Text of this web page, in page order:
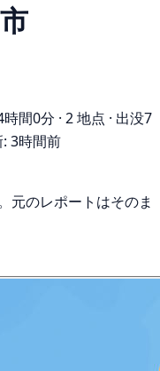
時間0分 · 2 地点 · 出没7
3時間前
元のレポートはそのま